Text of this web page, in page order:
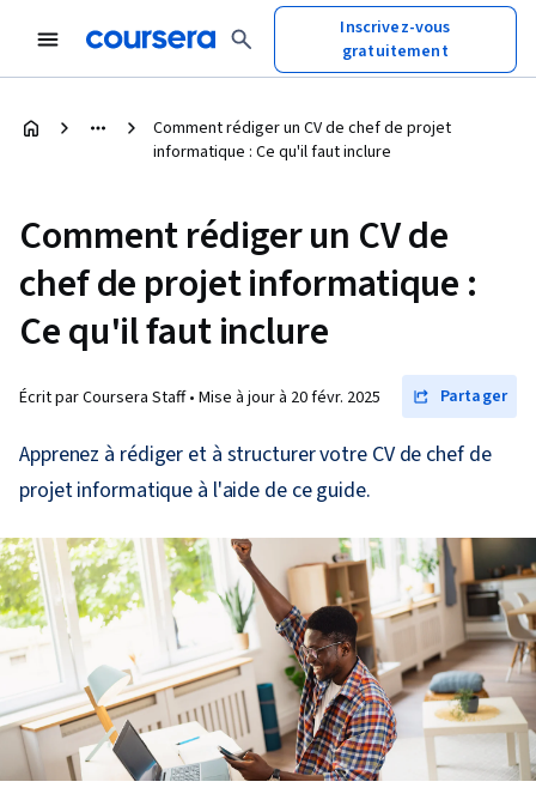
Inscrivez-vous
gratuitement
Comment rédiger un CV de chef de projet
informatique : Ce qu'il faut inclure
Comment rédiger un CV de
chef de projet informatique :
Ce qu'il faut inclure
Écrit par Coursera Staff • Mise à jour à 20 févr. 2025 Partager
Apprenez à rédiger et à structurer votre CV de chef de
projet informatique à l'aide de ce guide.